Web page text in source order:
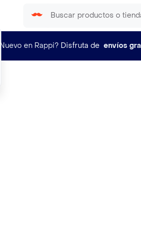
¿Nuevo en Rappi? Disfruta de envíos